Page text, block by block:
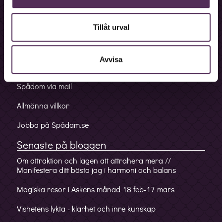
Tillåt urval
Avvisa
Bokningslinje
Förskottslinje
Spådom via mail
Allmänna villkor
Jobba på Spådam.se
Senaste på bloggen
Om attraktion och lagen att attrahera mera //
Manifestera ditt bästa jag i harmoni och balans
Magiska resor i Askens månad 18 feb-17 mars
Vishetens lykta - klarhet och inre kunskap